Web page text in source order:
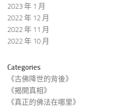
2023 年 1 月
2022 年 12 月
2022 年 11 月
2022 年 10 月
Categories
《古佛降世的背後》
《揭開真相》
《真正的佛法在哪里》